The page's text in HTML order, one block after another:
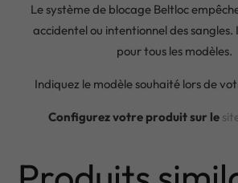
Le système de blocage Beltloc
accidentel ou intentionnel des sangles.
pour tous les modèles.
Indiquez le modèle souhaité lors de
Configurez votre produit sur le